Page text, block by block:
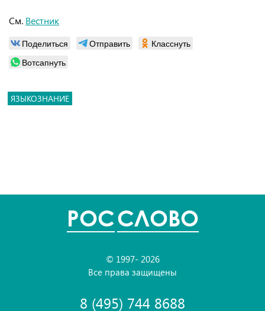
См. Вестник
Поделиться Отправить
Класснуть
Вотсапнуть
ЯЗЫКОЗНАНИЕ
POCСЛОВО
© 1997- 2026
Все права защищены
8 (495) 744 8688